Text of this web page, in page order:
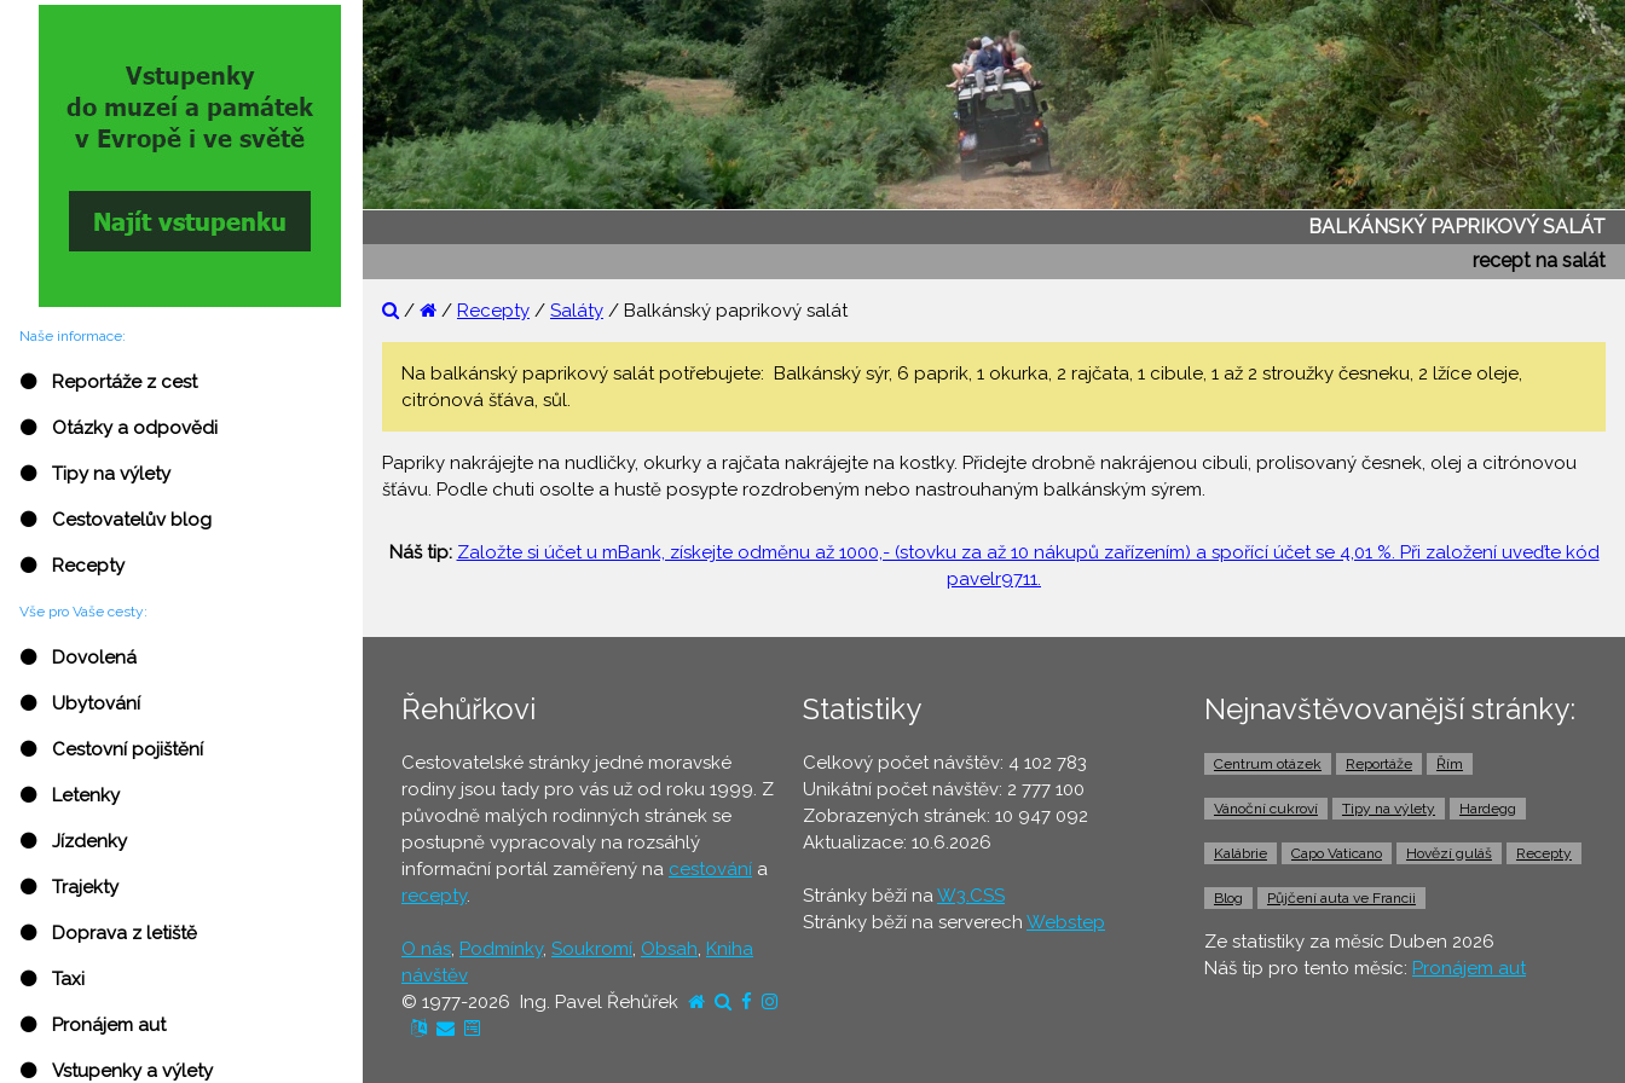
Naše informace:
⚫ Reportáže z cest
⚫ Otázky a odpovědi
⚫ Tipy na výlety
⚫ Cestovatelův blog
⚫ Recepty
Vše pro Vaše cesty:
⚫ Dovolená
⚫ Ubytování
⚫ Cestovní pojištění
⚫ Letenky
⚫ Jízdenky
⚫ Trajekty
⚫ Doprava z letiště
⚫ Taxi
⚫ Pronájem aut
⚫ Vstupenky a výlety
BALKÁNSKÝ PAPRIKOVÝ SALÁT
recept na salát
/ / Recepty / Saláty / Balkánský paprikový salát
Na balkánský paprikový salát potřebujete: Balkánský sýr, 6 paprik, 1 okurka, 2 rajčata, 1 cibule, 1 až 2 stroužky česneku, 2 lžíce oleje,
citrónová šťáva, sůl.
Papriky nakrájejte na nudličky, okurky a rajčata nakrájejte na kostky. Přidejte drobně nakrájenou cibuli, prolisovaný česnek, olej a citrónovou
šťávu. Podle chuti osolte a hustě posypte rozdrobeným nebo nastrouhaným balkánským sýrem.
Náš tip: Založte si účet u mBank, získejte odměnu až 1000,- (stovku za až 10 nákupů zařízením) a spořící účet se 4,01 %. Při založení uveďte kód
pavelr9711.
Řehůřkovi
Cestovatelské stránky jedné moravské
rodiny jsou tady pro vás už od roku 1999. Z
původně malých rodinných stránek se
postupně vypracovaly na rozsáhlý
informační portál zaměřený na cestování a
recepty.
O nás, Podmínky, Soukromí, Obsah, Kniha
návštěv
© 1977-2026 Ing. Pavel Řehůřek
Statistiky
Celkový počet návštěv: 4 102 783
Unikátní počet návštěv: 2 777 100
Zobrazených stránek: 10 947 092
Aktualizace: 10.6.2026
Stránky běží naW3.CSS
Stránky běží na serverech Webstep
Nejnavštěvovanější stránky:
Centrum otázek Reportáže Řím
Vánoční cukroví Tipy na výlety Hardegg
Kalábrie Capo Vaticano Hovězí guláš Recepty
Blog Půjčení auta ve Francii
Ze statistiky za měsíc Duben 2026
Náš tip pro tento měsíc: Pronájem aut